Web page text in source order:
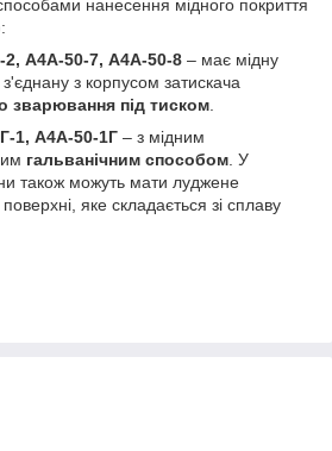
нанесення мідного покриття
2, А4А-50-7, А4А-50-8 – має мідну
з корпусом затискача
зварювання під тиском.
1, А4А-50-1Г – з мідним
гальванічним способом. У
також можуть мати луджене
яке складається зі сплаву